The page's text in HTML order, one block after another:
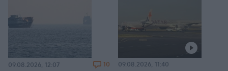
09.08.2026, 12:07 10 09.08.2026, 11:40